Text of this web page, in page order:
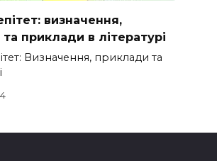
визначення,
приклади в літературі
Визначення, приклади та